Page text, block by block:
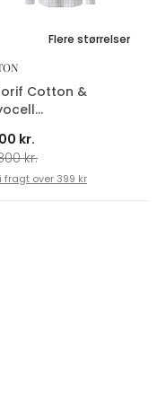
Flere størrelser
Cotton &
kr.
kr.
fragt over 399 kr